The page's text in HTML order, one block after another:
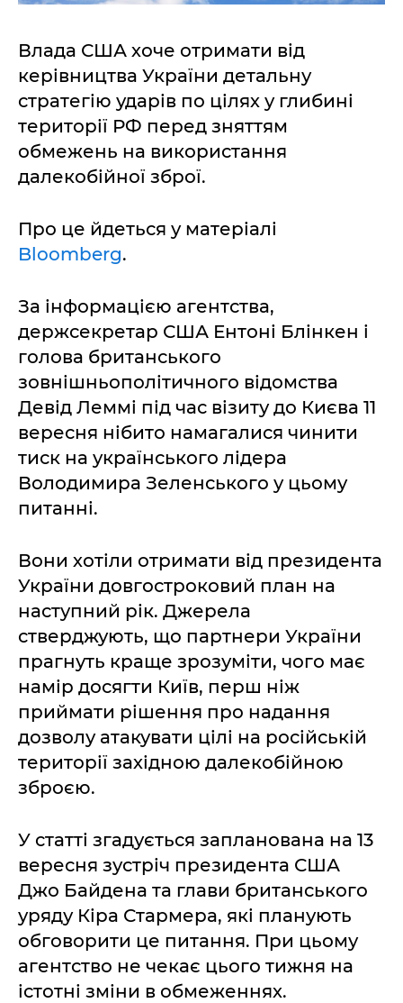
Влада США хоче отримати від
керівництва України детальну
стратегію ударів по цілях у глибині
території РФ перед зняттям
обмежень на використання
далекобійної зброї.
Про це йдеться у матеріалі
Bloomberg.
За інформацією агентства,
держсекретар США Ентоні Блінкен і
голова британського
зовнішньополітичного відомства
Девід Леммі під час візиту до Києва 11
вересня нібито намагалися чинити
тиск на українського лідера
Володимира Зеленського у цьому
питанні.
Вони хотіли отримати від президента
України довгостроковий план на
наступний рік. Джерела
стверджують, що партнери України
прагнуть краще зрозуміти, чого має
намір досягти Київ, перш ніж
приймати рішення про надання
дозволу атакувати цілі на російській
території західною далекобійною
зброєю.
У статті згадується запланована на 13
вересня зустріч президента США
Джо Байдена та глави британського
уряду Кіра Стармера, які планують
обговорити це питання. При цьому
агентство не чекає цього тижня на
істотні зміни в обмеженнях.